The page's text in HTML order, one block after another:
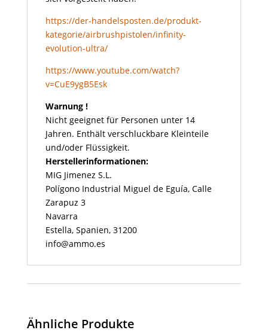
https://der-handelsposten.de/produkt-
kategorie/airbrushpistolen/infinity-
evolution-ultra/
https://www.youtube.com/watch?
v=CuE9ygB5Esk
Warnung !
Nicht geeignet für Personen unter 14
Jahren. Enthält verschluckbare Kleinteile
und/oder Flüssigkeit.
Herstellerinformationen:
MIG Jimenez S.L.
Polígono Industrial Miguel de Eguía, Calle
Zarapuz 3
Navarra
Estella, Spanien, 31200
info@ammo.es
Ähnliche Produkte